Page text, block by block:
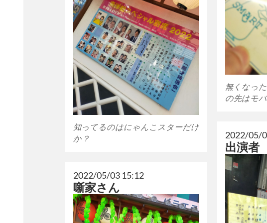
無くなっ
の先はモバ
知ってるのはにゃんこスターだけ
か？
2022/05/
出演者
2022/05/03 15:12
噺家さん